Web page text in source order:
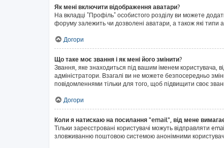
Як мені включити відображення аватари?
На вкладці "Профіль" особистого розділу ви можете
форуму залежить чи дозволені аватари, а також які типи
Догори
Що таке моє звання і як мені його змінити?
Звання, яке знаходиться під вашим іменем користувача,
адміністратори. Взагалі ви не можете безпосередньо
повідомленнями тільки для того, щоб підвищити своє
Догори
Коли я натискаю на посилання "email", від мене
Тільки зареєстровані користувачі можуть відправляти
зловживанню поштовою системою анонімними